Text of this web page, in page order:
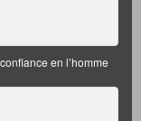
en l’homme